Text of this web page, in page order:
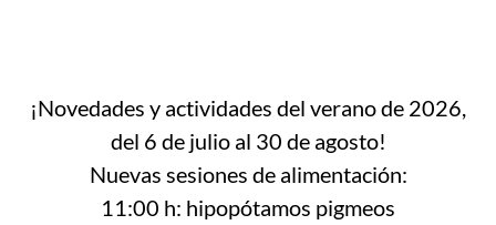
¡Novedades y actividades del verano de 2026,
del 6 de julio al 30 de agosto!
Nuevas sesiones de alimentación:
11:00 h: hipopótamos pigmeos